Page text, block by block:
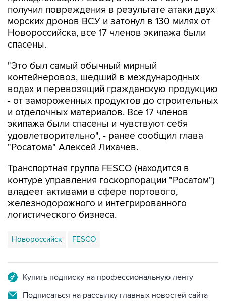
получил повреждения в результате атаки двух
морских дронов ВСУ и затонул в 130 милях от
Новороссийска, все 17 членов экипажа были
спасены.
"Это был самый обычный мирный
контейнеровоз, шедший в международных
водах и перевозящий гражданскую продукцию
- от замороженных продуктов до строительных
и отделочных материалов. Все 17 членов
экипажа были спасены и чувствуют себя
удовлетворительно", - ранее сообщил глава
"Росатома" Алексей Лихачев.
Транспортная группа FESCO (находится в
контуре управления госкорпорации "Росатом")
владеет активами в сфере портового,
железнодорожного и интегрированного
логистического бизнеса.
Новороссийск FESCO
Купить подписку на профессиональную ленту
Подписаться на рассылку главных новостей сайта